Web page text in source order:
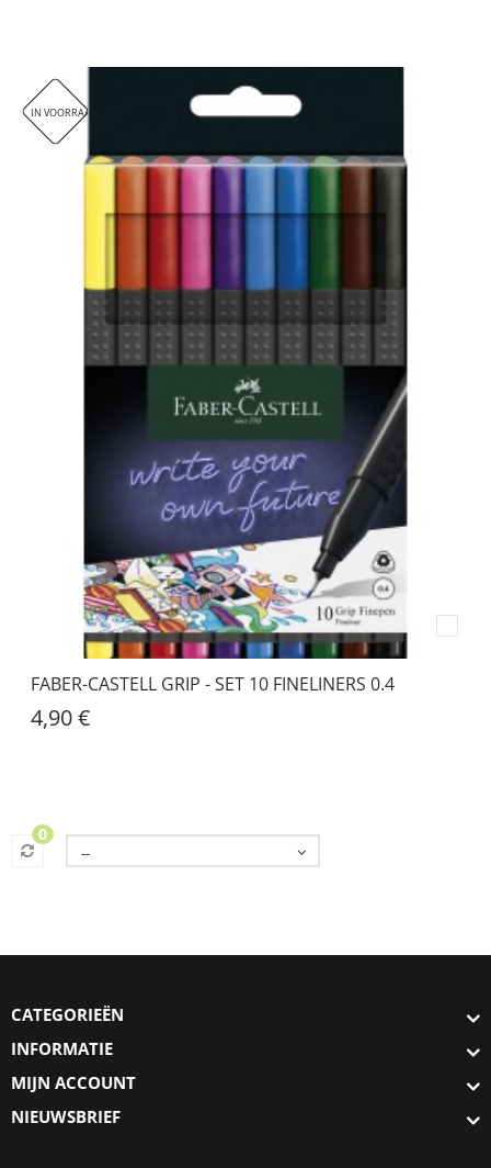
IN VOORRAAD
FABER-CASTELL GRIP - SET 10 FINELINERS 0.4
4,90 €
0
--
CATEGORIEËN
INFORMATIE
MIJN ACCOUNT
NIEUWSBRIEF